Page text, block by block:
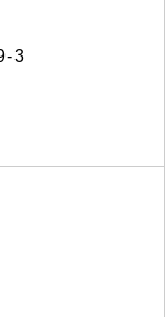
3